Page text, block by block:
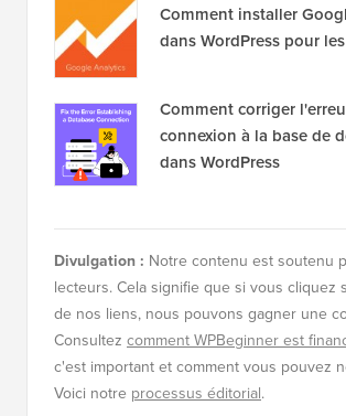
Comment installer
dans WordPress pour
Comment corriger
connexion à la base de
dans WordPress
Divulgation : Notre contenu est soutenu
lecteurs. Cela signifie que si vous cliquez
de nos liens, nous pouvons gagner une
Consultez comment WPBeginner est
c'est important et comment vous pouvez
Voici notre processus éditorial.